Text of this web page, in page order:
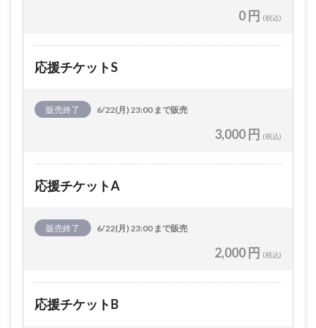
0 円 (税込)
応援チケットS
販売終了 6/22(月) 23:00 まで販売
3,000 円 (税込)
応援チケットA
販売終了 6/22(月) 23:00 まで販売
2,000 円 (税込)
応援チケットB